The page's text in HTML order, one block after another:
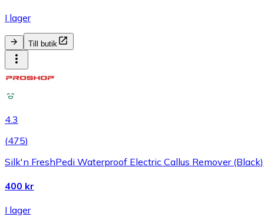
I lager
Till butik
4.3
(475)
Silk'n FreshPedi Waterproof Electric Callus Remover (Black)
400 kr
I lager